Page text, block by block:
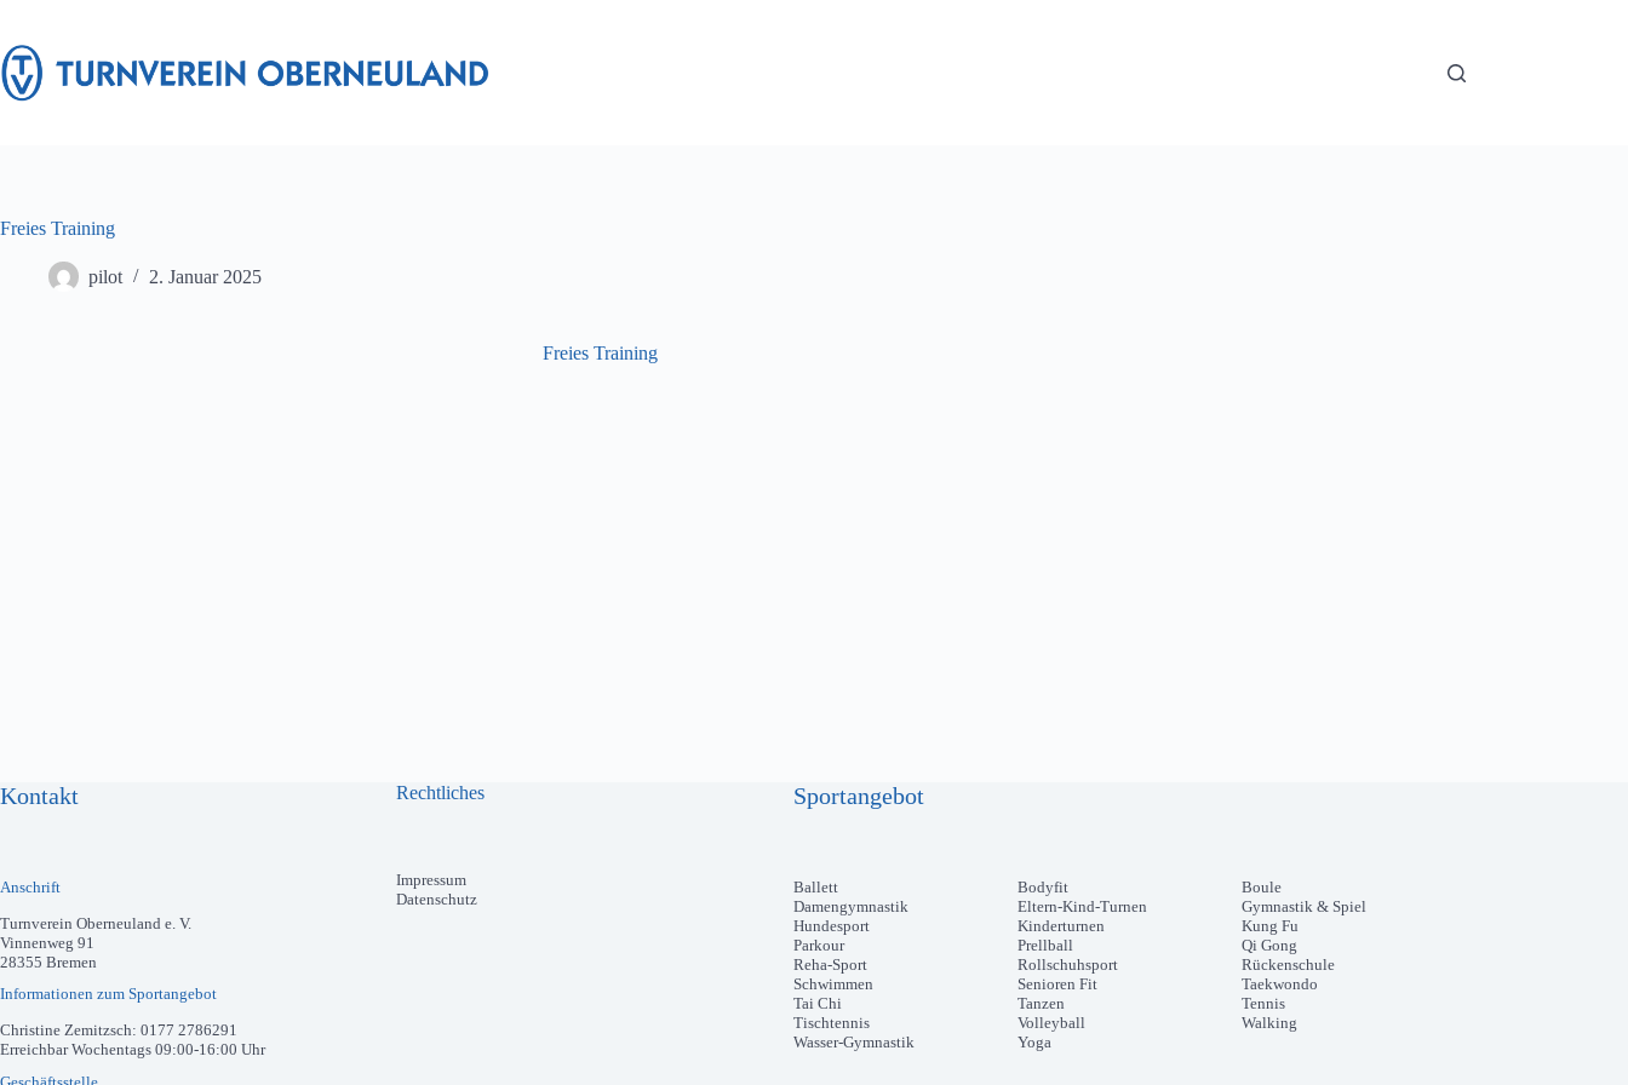
springen
Freies Training
pilot 2. Januar 2025
Freies Training
Kontakt
Anschrift
Turnverein Oberneuland e. V.
Vinnenweg 91
28355 Bremen
Informationen zum Sportangebot
Christine Zemitzsch: 0177 2786291
Erreichbar Wochentags 09:00-16:00 Uhr
Rechtliches
Impressum
Datenschutz
Sportangebot
Ballett Bodyfit
Boule
Damengymnastik
Eltern-Kind-Turnen
Gymnastik & Spiel
Hundesport
Kinderturnen
Kung Fu
Parkour
Prellball
Qi Gong
Reha-Sport
Rollschuhsport
Rückenschule
Schwimmen
Senioren Fit
Taekwondo
Tai Chi
Tanzen
Tennis
Tischtennis
Volleyball
Walking
Wasser-Gymnastik
Yoga